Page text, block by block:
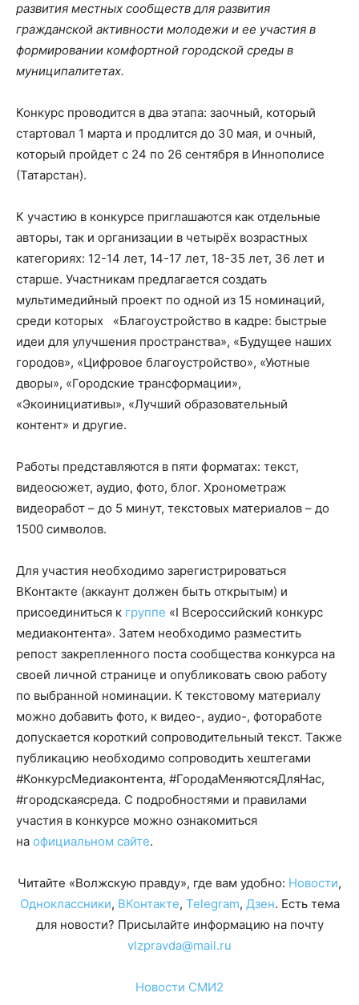
развития местных сообществ для развития
гражданской активности молодежи и ее участия в
формировании комфортной городской среды в
муниципалитетах.
Конкурс проводится в два этапа: заочный, который
стартовал 1 марта и продлится до 30 мая, и очный,
который пройдет с 24 по 26 сентября в Иннополисе
(Татарстан).
К участию в конкурсе приглашаются как отдельные
авторы, так и организации в четырёх возрастных
категориях: 12-14 лет, 14-17 лет, 18-35 лет, 36 лет и
старше. Участникам предлагается создать
мультимедийный проект по одной из 15 номинаций,
среди которых «Благоустройство в кадре: быстрые
идеи для улучшения пространства», «Будущее наших
городов», «Цифровое благоустройство», «Уютные
дворы», «Городские трансформации»,
«Экоинициативы», «Лучший образовательный
контент» и другие.
Работы представляются в пяти форматах: текст,
видеосюжет, аудио, фото, блог. Хронометраж
видеоработ – до 5 минут, текстовых материалов – до
1500 символов.
Для участия необходимо зарегистрироваться
ВКонтакте (аккаунт должен быть открытым) и
присоединиться к группе «I Всероссийский конкурс
медиаконтента». Затем необходимо разместить
репост закрепленного поста сообщества конкурса на
своей личной странице и опубликовать свою работу
по выбранной номинации. К текстовому материалу
можно добавить фото, к видео-, аудио-, фотоработе
допускается короткий сопроводительный текст. Также
публикацию необходимо сопроводить хештегами
#КонкурсМедиаконтента, #ГородаМеняютсяДляНас,
#городскаясреда. С подробностями и правилами
участия в конкурсе можно ознакомиться
на официальном сайте.
Читайте «Волжскую правду», где вам удобно: Новости,
Одноклассники, ВКонтакте, Telegram, Дзен. Есть тема
для новости? Присылайте информацию на почту
vlzpravda@mail.ru
Новости СМИ2